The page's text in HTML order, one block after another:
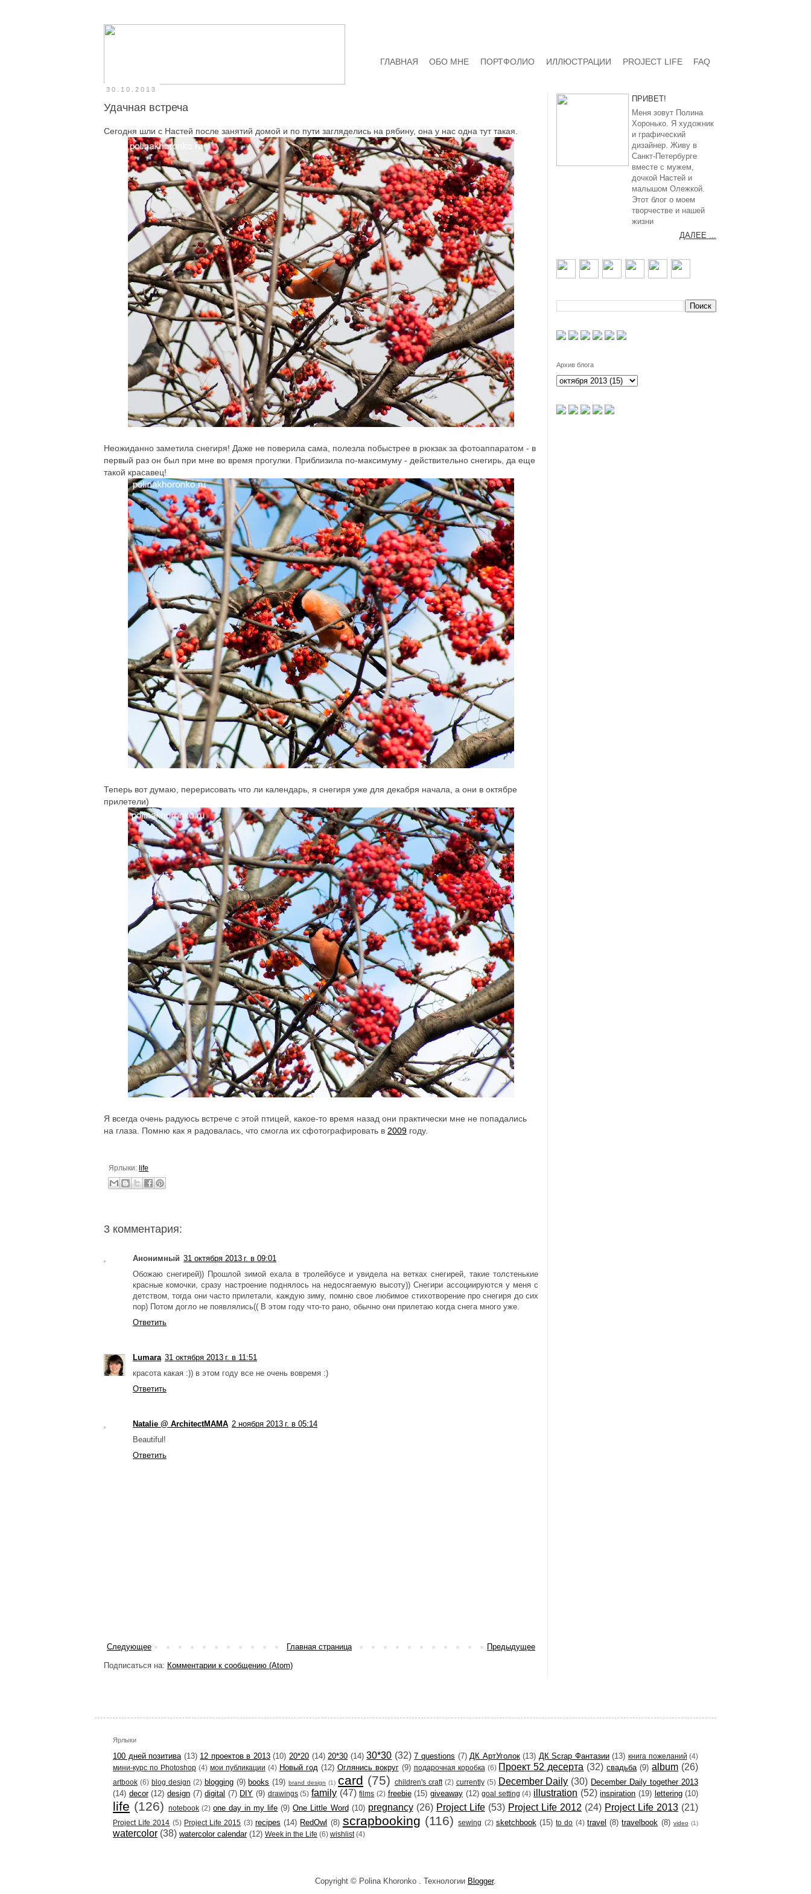
FAQ
PROJECT LIFE
ИЛЛЮСТРАЦИИ
ПОРТФОЛИО
ОБО МНЕ
ГЛАВНАЯ
30.10.2013
Удачная встреча
Сегодня шли с Настей после занятий домой и по пути загляделись на рябину, она у нас одна тут такая.
Неожиданно заметила снегиря! Даже не поверила сама, полезла побыстрее в рюкзак за фотоаппаратом - в
первый раз он был при мне во время прогулки. Приблизила по-максимуму - действительно снегирь, да еще
такой красавец!
Теперь вот думаю, перерисовать что ли календарь, я снегиря уже для декабря начала, а они в октябре
прилетели)
Я всегда очень радуюсь встрече с этой птицей, какое-то время назад они практически мне не попадались
на глаза. Помню как я радовалась, что смогла их сфотографировать в 2009 году.
Ярлыки: life
3 комментария:
Анонимный 31 октября 2013 г. в 09:01
Обожаю снегирей)) Прошлой зимой ехала в тролейбусе и увидела на ветках снегирей, такие толстенькие
красные комочки, сразу настроение поднялось на недосягаемую высоту)) Снегири ассоциируются у меня с
детством, тогда они часто прилетали, каждую зиму, помню свое любимое стихотворение про снегиря до сих
пор) Потом догло не появлялись(( В этом году что-то рано, обычно они прилетаю когда снега много уже.
Ответить
Lumara 31 октября 2013 г. в 11:51
красота какая :)) в этом году все не очень вовремя :)
Ответить
Natalie @ ArchitectMAMA 2 ноября 2013 г. в 05:14
Beautiful!
Ответить
Следующее Предыдущее
Главная страница
Подписаться на: Комментарии к сообщению (Atom)
ПРИВЕТ!
Меня зовут Полина
Хоронько. Я художник
и графический
дизайнер. Живу в
Санкт-Петербурге
вместе с мужем,
дочкой Настей и
малышом Олежкой.
Этот блог о моем
творчестве и нашей
жизни
ДАЛЕЕ ...
Архив блога
Ярлыки
100 дней позитива (13) 12 проектов в 2013 (10) 20*20 (14) 20*30 (14) 30*30 (32) 7 questions (7) ДК АртУголок (13) ДК Scrap Фантазии (13) книга пожеланий (4)
мини-курс по Photoshop (4) мои публикации (4) Новый год (12) Оглянись вокруг (9) подарочная коробка (6) Проект 52 десерта (32) свадьба (9) album (26)
artbook (6) blog design (2) blogging (9) books (19) brand design (1) card (75) children's craft (2) currently (5) December Daily (30) December Daily together 2013
(14) decor (12) design (7) digital (7) DIY (9) drawings (5) family (47) films (2) freebie (15) giveaway (12) goal setting (4) illustration (52) inspiration (19) lettering (10)
life (126) notebook (2) one day in my life (9) One Little Word (10) pregnancy (26) Project Life (53) Project Life 2012 (24) Project Life 2013 (21)
Project Life 2014 (5) Project Life 2015 (3) recipes (14) RedOwl (8) scrapbooking (116) sewing (2) sketchbook (15) to do (4) travel (8) travelbook (8) video (1)
watercolor (38) watercolor calendar (12) Week in the Life (6) wishlist (4)
Copyright © Polina Khoronko . Технологии Blogger.